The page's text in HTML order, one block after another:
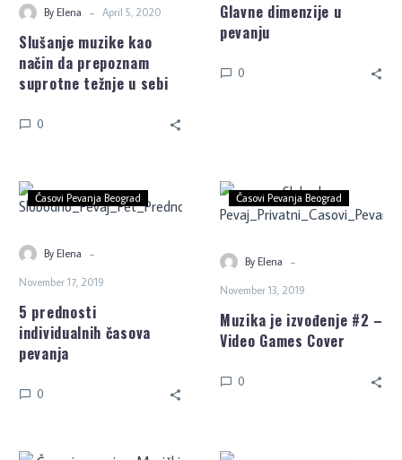
By Elena - April 5, 2020
Slušanje muzike kao
način da prepoznam
suprotne težnje u sebi
0
Glavne dimenzije u
pevanju
0
Časovi Pevanja Beograd
By Elena -
November 17, 2019
5 prednosti
individualnih časova
pevanja
0
Časovi Pevanja Beograd
By Elena -
November 13, 2019
Muzika je izvođenje #2 –
Video Games Cover
0